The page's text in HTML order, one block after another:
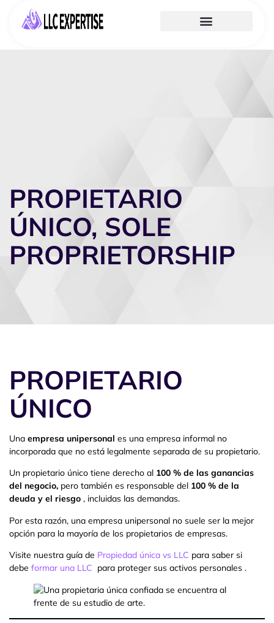
PROPIETARIO
ÚNICO, SOLE
PROPRIETORSHIP
PROPIETARIO
ÚNICO
Una empresa unipersonal es una empresa informal no
incorporada que no está legalmente separada de su propietario.
Un propietario único tiene derecho al 100 % de las ganancias
del negocio, pero también es responsable del 100 % de la
deuda y el riesgo , incluidas las demandas.
Por esta razón, una empresa unipersonal no suele ser la mejor
opción para la mayoría de los propietarios de empresas.
Visite nuestra guía de Propiedad única vs LLC para saber si
debe formar una LLC para proteger sus activos personales .